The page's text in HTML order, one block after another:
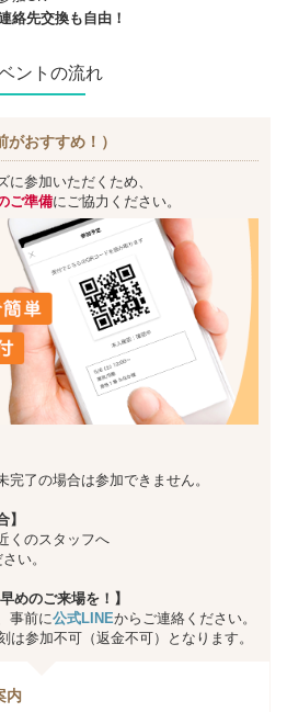
絡先交換も自由！
ントの流れ
おすすめ！）
参加いただくため、
ご準備にご協力ください。
了の場合は参加できません。
】
くのスタッフへ
い。
めのご来場を！】
事前に公式LINEからご連絡ください。
参加不可（返金不可）となります。
内